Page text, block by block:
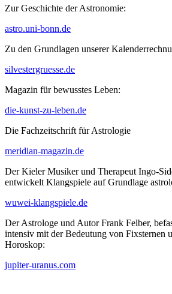
Zur Geschichte der Astronomie:
astro.uni-bonn.de
Zu den Grundlagen unserer
silvestergruesse.de
Magazin für bewusstes Leben:
die-kunst-zu-leben.de
Die Fachzeitschrift für Astrologie
meridian-magazin.de
Der Kieler Musiker und Therapeut Ingo-
entwickelt Klangspiele auf Grundlage
wuwei-klangspiele.de
Der Astrologe und Autor Frank Felber,
intensiv mit der Bedeutung von Fixsternen
Horoskop:
jupiter-uranus.com